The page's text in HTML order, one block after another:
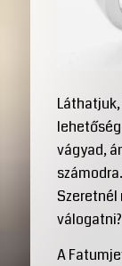
vágyad,
Szeretnél
válogatni?
A